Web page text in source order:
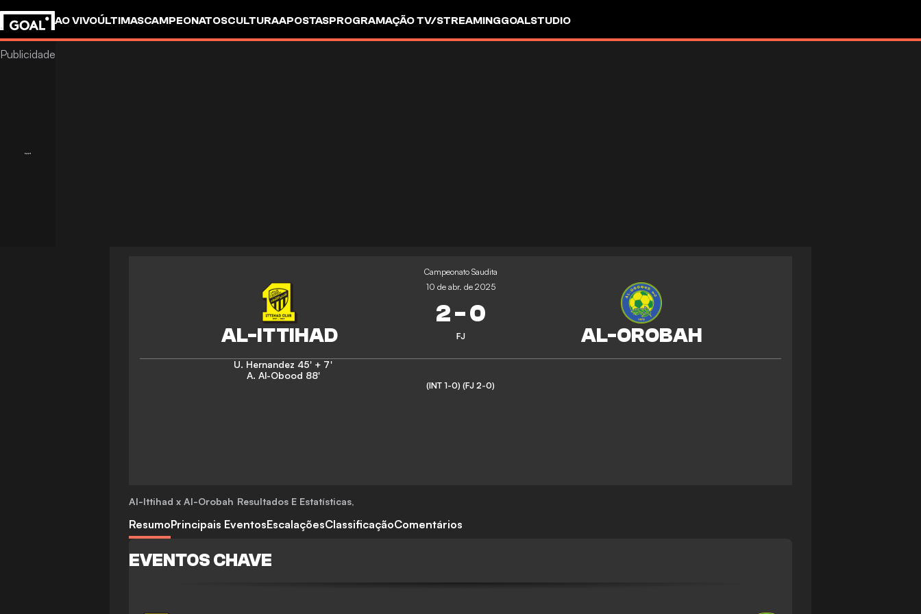
AO VIVOÚLTIMASCAMPEONATOSCULTURAAPOSTASPROGRAMAÇÃO TV/STREAMINGGOALSTUDIO
Campeonato Saudita
10 de abr. de 2025
2-0
FJ
U. Hernandez 45' + 7'
A. Al-Obood 88'
(INT 1-0) (FJ 2-0)
Al-Ittihad x Al-Orobah Resultados E Estatísticas,
ResumoPrincipais EventosEscalaçõesClassificaçãoComentários
EVENTOS CHAVE